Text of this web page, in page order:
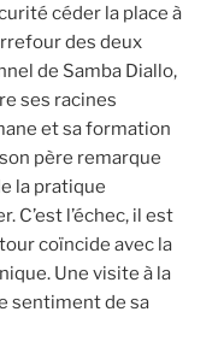
céder la place à
des deux
de Samba Diallo,
ses racines
et sa formation
père remarque
la pratique
C’est l’échec, il est
coïncide avec la
Une visite à la
sentiment de sa